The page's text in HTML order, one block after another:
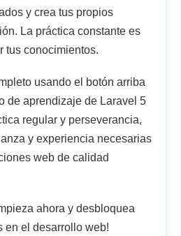
y crea tus propios
La práctica constante es
tus conocimientos.
usando el botón arriba
de aprendizaje de Laravel 5
regular y perseverancia,
y experiencia necesarias
web de calidad
ahora y desbloquea
en el desarrollo web!